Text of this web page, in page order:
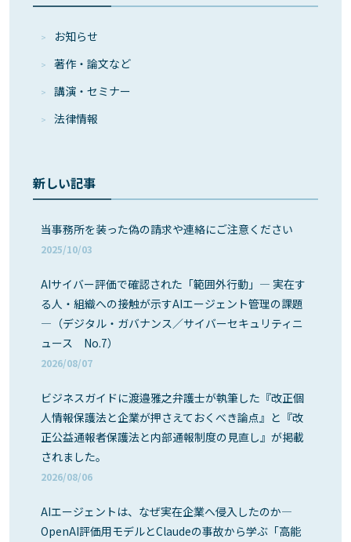
お知らせ
著作・論⽂など
講演・セミナー
法律情報
新しい記事
当事務所を装った偽の請求や連絡にご注意ください
2025/10/03
AIサイバー評価で確認された「範囲外行動」― 実在す
る人・組織への接触が示すAIエージェント管理の課題
―（デジタル・ガバナンス／サイバーセキュリティニ
ュース No.7）
2026/08/07
ビジネスガイドに渡邉雅之弁護士が執筆した『改正個
人情報保護法と企業が押さえておくべき論点』と『改
正公益通報者保護法と内部通報制度の見直し』が掲載
されました。
2026/08/06
AIエージェントは、なぜ実在企業へ侵入したのか―
OpenAI評価用モデルとClaudeの事故から学ぶ「高能